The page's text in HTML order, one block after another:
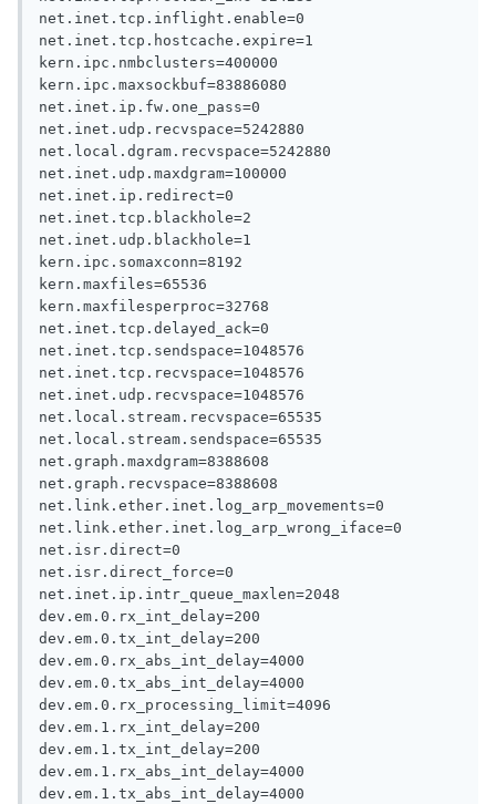
net.inet.tcp.inflight.enable=0
net.inet.tcp.hostcache.expire=1
kern.ipc.nmbclusters=400000
kern.ipc.maxsockbuf=83886080
net.inet.ip.fw.one_pass=0
net.inet.udp.recvspace=5242880
net.local.dgram.recvspace=5242880
net.inet.udp.maxdgram=100000
net.inet.ip.redirect=0
net.inet.tcp.blackhole=2
net.inet.udp.blackhole=1
kern.ipc.somaxconn=8192
kern.maxfiles=65536
kern.maxfilesperproc=32768
net.inet.tcp.delayed_ack=0
net.inet.tcp.sendspace=1048576
net.inet.tcp.recvspace=1048576
net.inet.udp.recvspace=1048576
net.local.stream.recvspace=65535
net.local.stream.sendspace=65535
net.graph.maxdgram=8388608
net.graph.recvspace=8388608
net.link.ether.inet.log_arp_movements=0
net.link.ether.inet.log_arp_wrong_iface=0
net.isr.direct=0
net.isr.direct_force=0
net.inet.ip.intr_queue_maxlen=2048
dev.em.0.rx_int_delay=200
dev.em.0.tx_int_delay=200
dev.em.0.rx_abs_int_delay=4000
dev.em.0.tx_abs_int_delay=4000
dev.em.0.rx_processing_limit=4096
dev.em.1.rx_int_delay=200
dev.em.1.tx_int_delay=200
dev.em.1.rx_abs_int_delay=4000
dev.em.1.tx_abs_int_delay=4000